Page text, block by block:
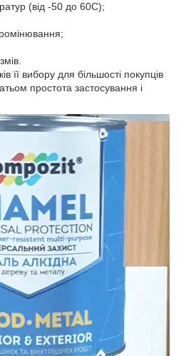
(від -50 до 60С);
її вибору для більшості покупців
простота застосування і